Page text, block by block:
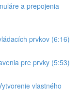
a prepojenia
prvkov (6:16)
pre prvky (5:53)
vlastného